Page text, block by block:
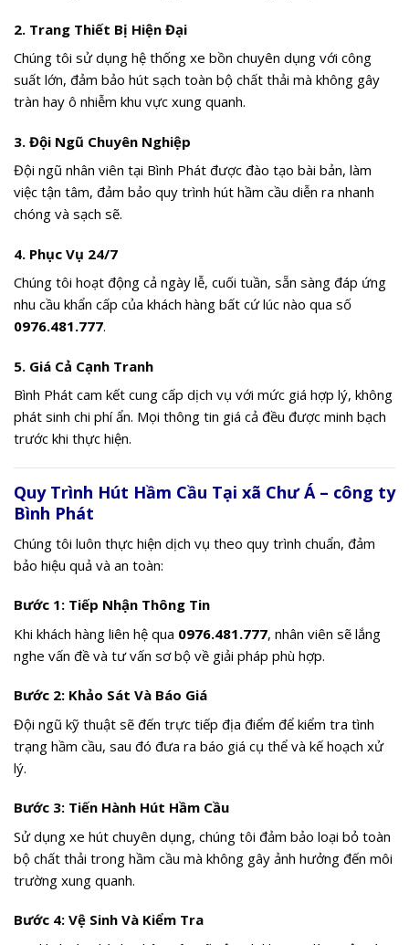
2. Trang Thiết Bị Hiện Đại
Chúng tôi sử dụng hệ thống xe bồn chuyên dụng với công
suất lớn, đảm bảo hút sạch toàn bộ chất thải mà không gây
tràn hay ô nhiễm khu vực xung quanh.
3. Đội Ngũ Chuyên Nghiệp
Đội ngũ nhân viên tại Bình Phát được đào tạo bài bản, làm
việc tận tâm, đảm bảo quy trình hút hầm cầu diễn ra nhanh
chóng và sạch sẽ.
4. Phục Vụ 24/7
Chúng tôi hoạt động cả ngày lễ, cuối tuần, sẵn sàng đáp ứng
nhu cầu khẩn cấp của khách hàng bất cứ lúc nào qua số
0976.481.777.
5. Giá Cả Cạnh Tranh
Bình Phát cam kết cung cấp dịch vụ với mức giá hợp lý, không
phát sinh chi phí ẩn. Mọi thông tin giá cả đều được minh bạch
trước khi thực hiện.
Quy Trình Hút Hầm Cầu Tại xã Chư Á – công ty
Bình Phát
Chúng tôi luôn thực hiện dịch vụ theo quy trình chuẩn, đảm
bảo hiệu quả và an toàn:
Bước 1: Tiếp Nhận Thông Tin
Khi khách hàng liên hệ qua 0976.481.777, nhân viên sẽ lắng
nghe vấn đề và tư vấn sơ bộ về giải pháp phù hợp.
Bước 2: Khảo Sát Và Báo Giá
Đội ngũ kỹ thuật sẽ đến trực tiếp địa điểm để kiểm tra tình
trạng hầm cầu, sau đó đưa ra báo giá cụ thể và kế hoạch xử
lý.
Bước 3: Tiến Hành Hút Hầm Cầu
Sử dụng xe hút chuyên dụng, chúng tôi đảm bảo loại bỏ toàn
bộ chất thải trong hầm cầu mà không gây ảnh hưởng đến môi
trường xung quanh.
Bước 4: Vệ Sinh Và Kiểm Tra